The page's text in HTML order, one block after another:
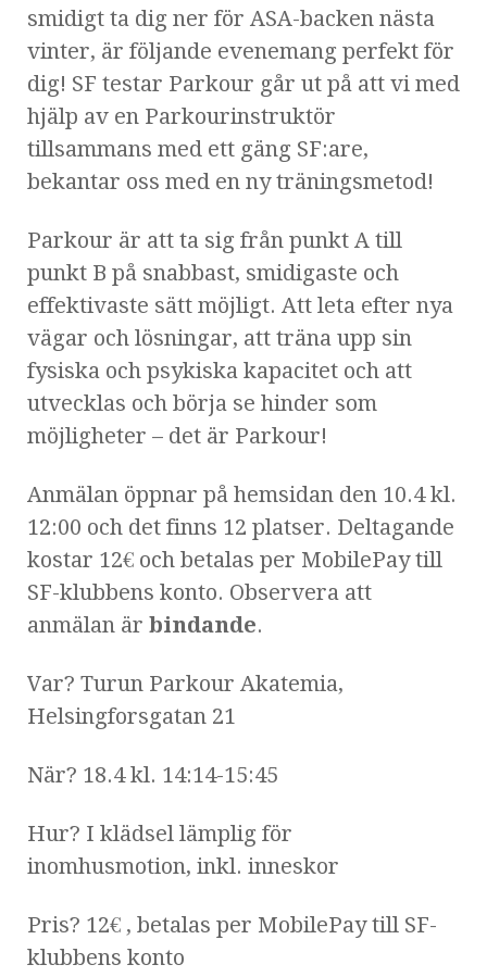
smidigt ta dig ner för ASA-backen nästa
vinter, är följande evenemang perfekt för
dig! SF testar Parkour går ut på att vi med
hjälp av en Parkourinstruktör
tillsammans med ett gäng SF:are,
bekantar oss med en ny träningsmetod!
Parkour är att ta sig från punkt A till
punkt B på snabbast, smidigaste och
effektivaste sätt möjligt. Att leta efter nya
vägar och lösningar, att träna upp sin
fysiska och psykiska kapacitet och att
utvecklas och börja se hinder som
möjligheter – det är Parkour!
Anmälan öppnar på hemsidan den 10.4 kl.
12:00 och det finns 12 platser. Deltagande
kostar 12€ och betalas per MobilePay till
SF-klubbens konto. Observera att
anmälan är bindande.
Var? Turun Parkour Akatemia,
Helsingforsgatan 21
När? 18.4 kl. 14:14-15:45
Hur? I klädsel lämplig för
inomhusmotion, inkl. inneskor
Pris? 12€ , betalas per MobilePay till SF-
klubbens konto